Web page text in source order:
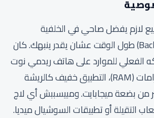
لازم يفضل صاحي في الخلفية
(Background Process) طول الوقت عشان يقدر ينبهك. كان
الفعلي للموارد على هاتف ريدمي نوت
9 إس. من ناحية الرامات (RAM)، التطبيق خفيف كالريشة
بضعة ميجابايت. ومبيسببش أي لاج
التقيلة أو تطبيقات السوشيال ميديا.